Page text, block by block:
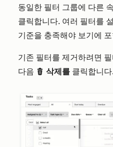
동일한 필터 그룹에 다른
클릭합니다. 여러 필터를
기준을 충족해야 보기에
기존 필터를 제거하려면
다음 delete 삭제를 클릭합니